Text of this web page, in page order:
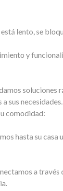
lento, se
y
soluciones
sus
comodidad:
hasta su casa
a